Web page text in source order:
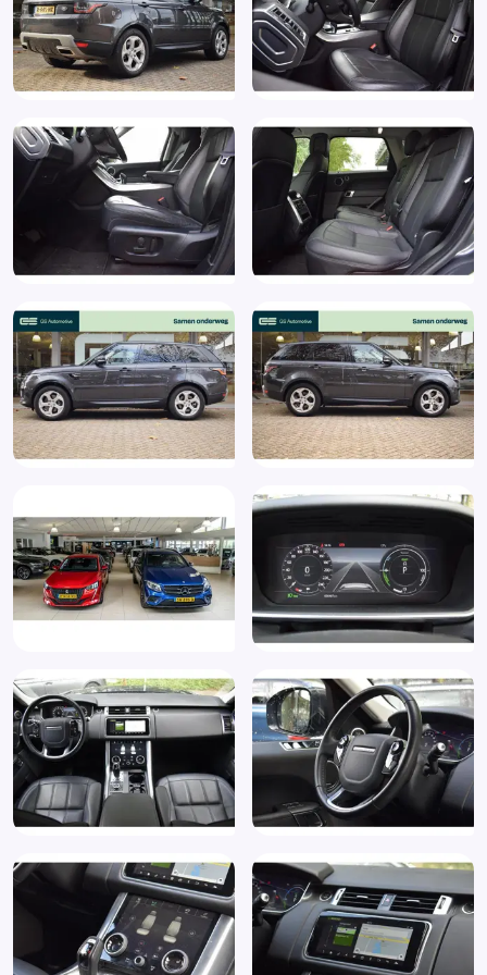
Koplampen adaptief
LED-mistlampen vóór (064AP)
LED achterlichten
LED dagrijverlichting
Lederen stuurwiel
LED koplampen
Lendesteunen (verstelbaar)
Luchtvering
MeridianTM Digital Surround System (825w) met 19
Multimedia-voorbereiding
Oplaadmogelijkheid
Parkeersensor voor en achter
Passagiersairbag
Privacy glas (047DB)
Rijstrooksensor
Rijstrooksensor met correctie
Spraakbediening
Stuurbekrachtiging snelheidsafhankelijk
Tenaamstelling voertuig
Verkeersbord detectie
Vermoeidheids herkenning
Volledig digitaal instrumentenpaneel
Voorstoelen in hoogte verstelbaar
Zij airbag(s) voor